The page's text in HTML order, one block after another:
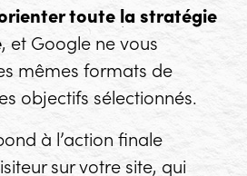
toute la stratégie
, et Google ne vous
mêmes formats de
objectifs sélectionnés.
à l’action finale
sur votre site, qui